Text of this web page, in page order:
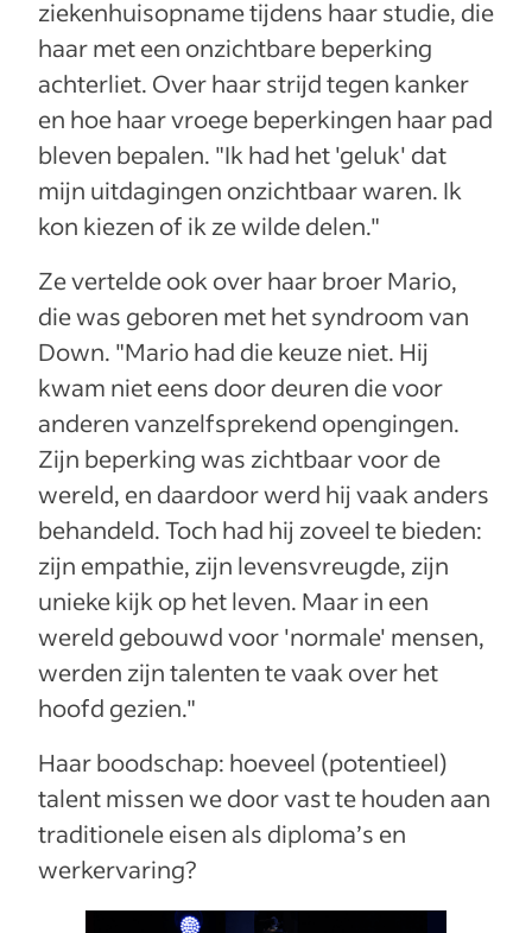
ziekenhuisopname tijdens haar studie, die
haar met een onzichtbare beperking
achterliet. Over haar strijd tegen kanker
en hoe haar vroege beperkingen haar pad
bleven bepalen. "Ik had het 'geluk' dat
mijn uitdagingen onzichtbaar waren. Ik
kon kiezen of ik ze wilde delen."
Ze vertelde ook over haar broer Mario,
die was geboren met het syndroom van
Down. "Mario had die keuze niet. Hij
kwam niet eens door deuren die voor
anderen vanzelfsprekend opengingen.
Zijn beperking was zichtbaar voor de
wereld, en daardoor werd hij vaak anders
behandeld. Toch had hij zoveel te bieden:
zijn empathie, zijn levensvreugde, zijn
unieke kijk op het leven. Maar in een
wereld gebouwd voor 'normale' mensen,
werden zijn talenten te vaak over het
hoofd gezien."
Haar boodschap: hoeveel (potentieel)
talent missen we door vast te houden aan
traditionele eisen als diploma’s en
werkervaring?